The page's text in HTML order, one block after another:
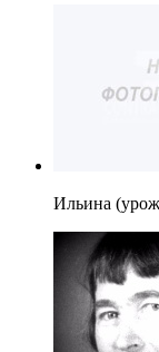
Ильина